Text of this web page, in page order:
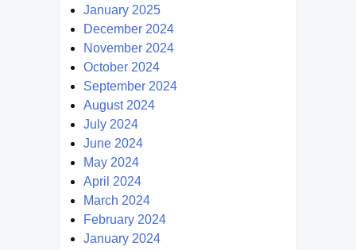
January 2025
December 2024
November 2024
October 2024
September 2024
August 2024
July 2024
June 2024
May 2024
April 2024
March 2024
February 2024
January 2024